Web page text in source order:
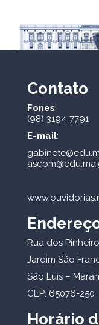
Contato
Fones:
(98) 3194-7791
E-mail:
Rua dos
Jardim São
São Luís –
CEP: 65076-250
Horário